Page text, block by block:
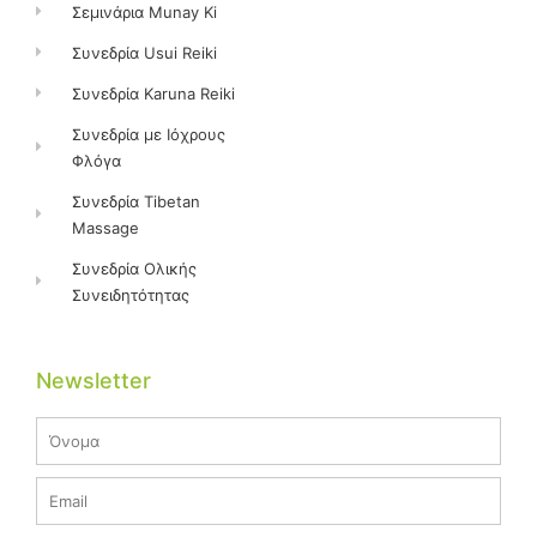
Σεμινάρια Munay Ki
Συνεδρία Usui Reiki
Συνεδρία Karuna Reiki
Συνεδρία με Ιόχρους
Φλόγα
Συνεδρία Tibetan
Massage
Συνεδρία Ολικής
Συνειδητότητας
Newsletter